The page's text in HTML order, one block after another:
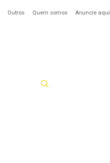
Outros Quem somos Anuncie aqui